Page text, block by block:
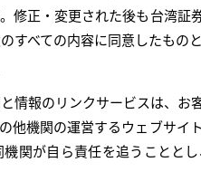
修正・変更された後も台湾証
すべての内容に同意したものと
情報のリンクサービスは、お
他機関の運営するウェブサ
関が自ら責任を追うことと